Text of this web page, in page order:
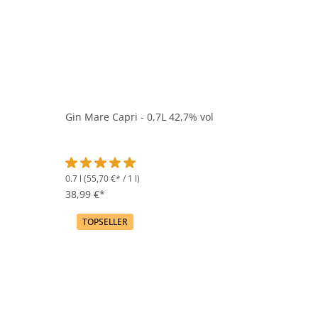
Gin Mare Capri - 0,7L 42,7% vol
Durchschnittliche Bewertung von 5 von 5 Sternen
0.7 l (55,70 €* / 1 l)
38,99 €*
TOPSELLER